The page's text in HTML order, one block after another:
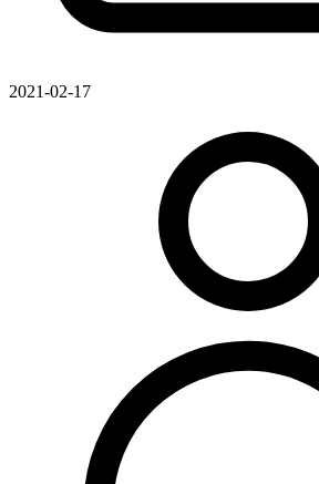
2021-02-17